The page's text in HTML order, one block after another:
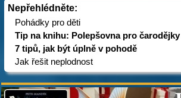
Nepřehlédněte:
Pohádky pro děti
Tip na knihu: Polepšovna pro čarodějky
7 tipů, jak být úplně v pohodě
Jak řešit neplodnost